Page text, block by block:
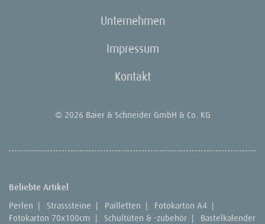
Unternehmen
Impressum
Kontakt
© 2026 Baier & Schneider GmbH & Co. KG
Beliebte Artikel
Perlen | Strasssteine | Pailletten | Fotokarton A4 |
Fotokarton 70x100cm | Schultüten & -zubehör |
Bastelkalender